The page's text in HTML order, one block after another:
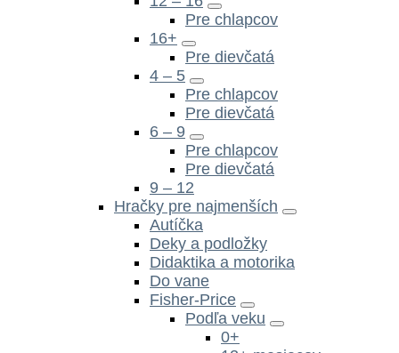
Pre chlapcov
16+
Pre dievčatá
4 – 5
Pre chlapcov
Pre dievčatá
6 – 9
Pre chlapcov
Pre dievčatá
9 – 12
Hračky pre najmenších
Autíčka
Deky a podložky
Didaktika a motorika
Do vane
Fisher-Price
Podľa veku
0+